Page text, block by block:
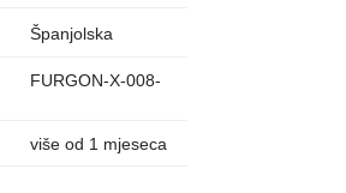
Španjolska
FURGON-X-008-
više od 1 mjeseca